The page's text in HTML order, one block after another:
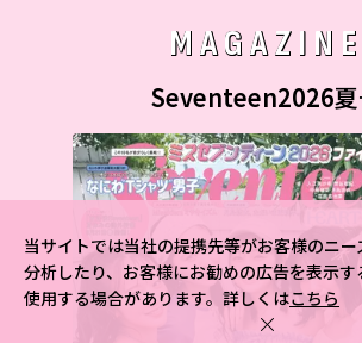
MAGAZINE
Seventeen2026夏
当サイトでは当社の提携先等がお客様のニー
分析したり、お客様にお勧めの広告を表示
使用する場合があります。詳しくはこちら